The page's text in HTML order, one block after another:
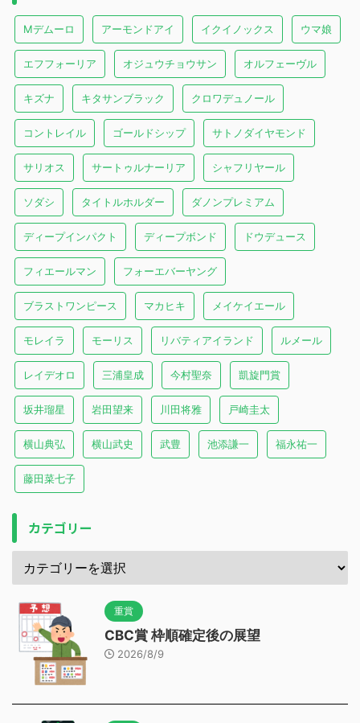
Mデムーロ アーモンドアイ イクイノックス ウマ娘
エフフォーリア オジュウチョウサン オルフェーヴル
キズナ キタサンブラック クロワデュノール
コントレイル ゴールドシップ サトノダイヤモンド
サリオス サートゥルナーリア シャフリヤール
ソダシ タイトルホルダー ダノンプレミアム
ディープインパクト ディープボンド ドウデュース
フィエールマン フォーエバーヤング
ブラストワンピース マカヒキ メイケイエール
モレイラ モーリス リバティアイランド ルメール
レイデオロ 三浦皇成 今村聖奈 凱旋門賞
坂井瑠星 岩田望来 川田将雅 戸崎圭太
横山典弘 横山武史 武豊 池添謙一 福永祐一
藤田菜七子
カテゴリー
重賞
CBC賞 枠順確定後の展望
2026/8/9